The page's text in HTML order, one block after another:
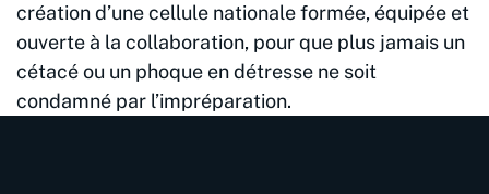
création d’une cellule nationale formée, équipée et
ouverte à la collaboration, pour que plus jamais un
cétacé ou un phoque en détresse ne soit
condamné par l’impréparation.